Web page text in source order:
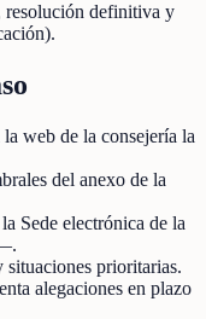
resolución definitiva y
web de la consejería la
del anexo de la
Sede electrónica de la
prioritarias.
alegaciones en plazo